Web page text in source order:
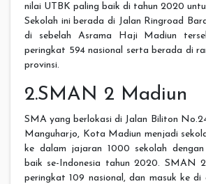
nilai UTBK paling baik di tahun 2020
Sekolah ini berada di Jalan Ringroad
di sebelah Asrama Haji Madiun
peringkat 594 nasional serta berada di
provinsi.
2.SMAN 2 Madiun
SMA yang berlokasi di Jalan Biliton
Manguharjo, Kota Madiun menjadi
ke dalam jajaran 1000 sekolah
baik se-Indonesia tahun 2020. SMAN
peringkat 109 nasional, dan masuk ke di